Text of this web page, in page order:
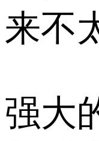
来不
强大